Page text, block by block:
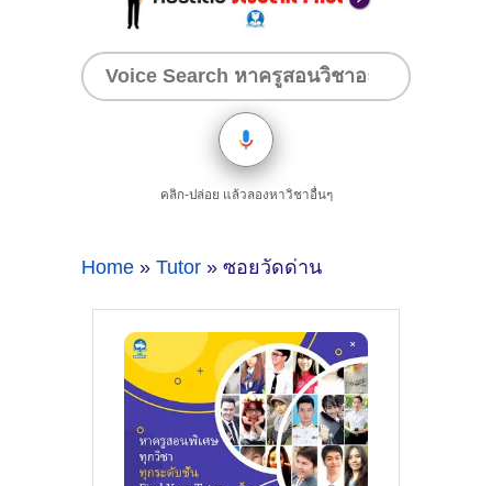
คลิก-ปล่อย แล้วลองหาวิชาอื่นๆ
Home » Tutor » ซอยวัดด่าน